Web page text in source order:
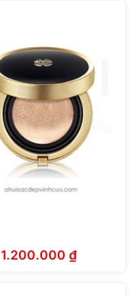
1.200.000 ₫